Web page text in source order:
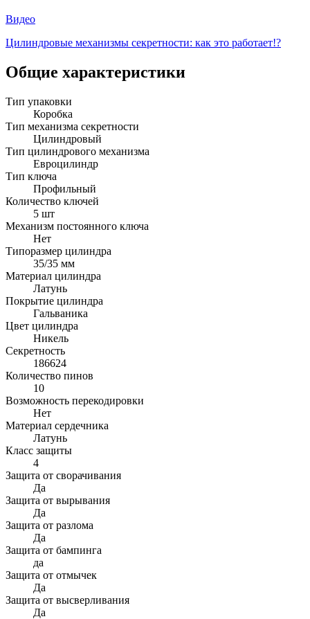
Видео
Цилиндровые механизмы секретности: как это работает!?
Общие характеристики
Тип упаковки
Коробка
Тип механизма секретности
Цилиндровый
Тип цилиндрового механизма
Евроцилиндр
Тип ключа
Профильный
Количество ключей
5 шт
Механизм постоянного ключа
Нет
Типоразмер цилиндра
35/35 мм
Материал цилиндра
Латунь
Покрытие цилиндра
Гальваника
Цвет цилиндра
Никель
Секретность
186624
Количество пинов
10
Возможность перекодировки
Нет
Материал сердечника
Латунь
Класс защиты
4
Защита от сворачивания
Да
Защита от вырывания
Да
Защита от разлома
Да
Защита от бампинга
да
Защита от отмычек
Да
Защита от высверливания
Да